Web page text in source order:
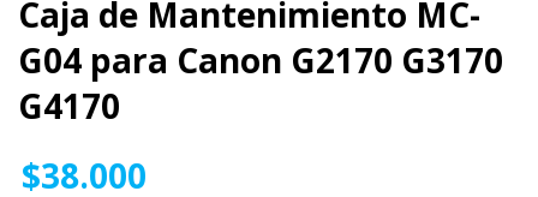
Caja de Mantenimiento MC-
G04 para Canon G2170 G3170
G4170
$38.000